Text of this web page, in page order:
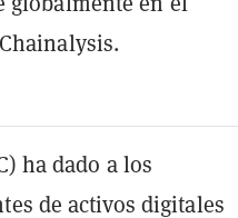
ha dado a los
de activos digitales